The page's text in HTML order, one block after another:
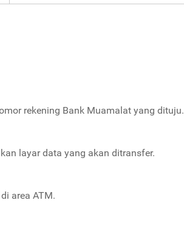
rekening Bank Muamalat yang dituju.
layar data yang akan ditransfer.
area ATM.